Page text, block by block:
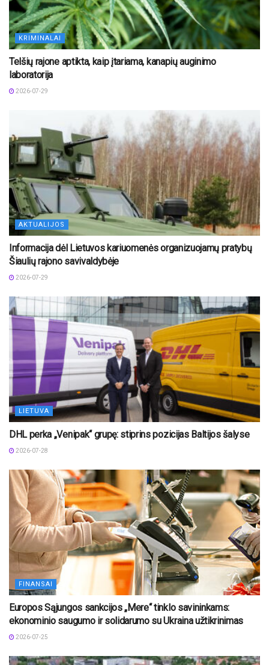
KRIMINALAI
Telšių rajone aptikta, kaip įtariama, kanapių auginimo
laboratorija
2026-07-29
AKTUALIJOS
Informacija dėl Lietuvos kariuomenės organizuojamų pratybų
Šiaulių rajono savivaldybėje
2026-07-29
LIETUVA
DHL perka „Venipak“ grupę: stiprins pozicijas Baltijos šalyse
2026-07-28
FINANSAI
Europos Sąjungos sankcijos „Mere“ tinklo savininkams:
ekonominio saugumo ir solidarumo su Ukraina užtikrinimas
2026-07-25